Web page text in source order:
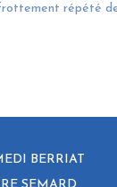
répété
BERRIAT